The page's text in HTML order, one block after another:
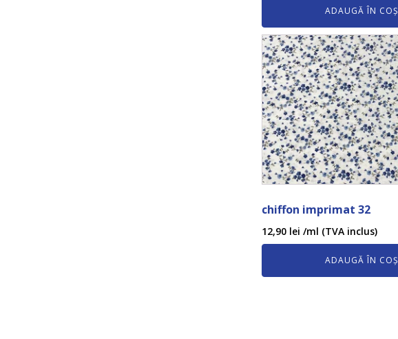
ADAUGĂ ÎN COȘ
chiffon imprimat 32
12,90 lei /ml (TVA inclus)
ADAUGĂ ÎN COȘ